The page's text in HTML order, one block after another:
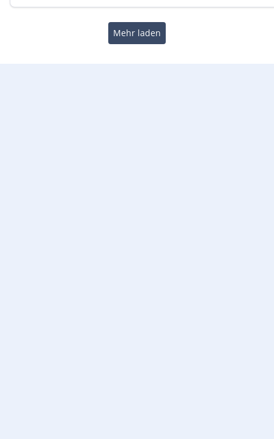
Mehr laden